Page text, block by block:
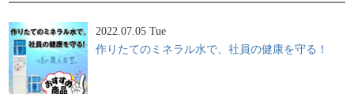
2022.07.05 Tue
作りたてのミネラル水で、社員の健康を守る！